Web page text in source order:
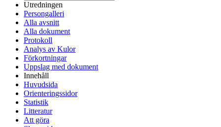
Utredningen
Persongalleri
Alla avsnitt
Alla dokument
Protokoll
Analys av Kulor
Förkortningar
Uppslag med dokument
Innehåll
Huvudsida
Orienteringssidor
Statistik
Litteratur
Att göra